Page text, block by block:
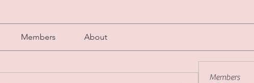
Members About
Members